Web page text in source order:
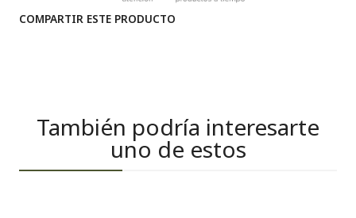
COMPARTIR ESTE PRODUCTO
También podría interesarte
uno de estos